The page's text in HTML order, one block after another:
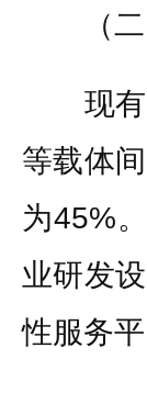
（二
现有企
等载体
为45%
业研发
性服务